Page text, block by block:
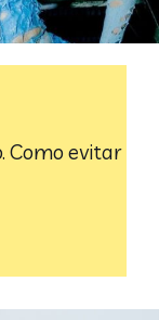
Como evitar